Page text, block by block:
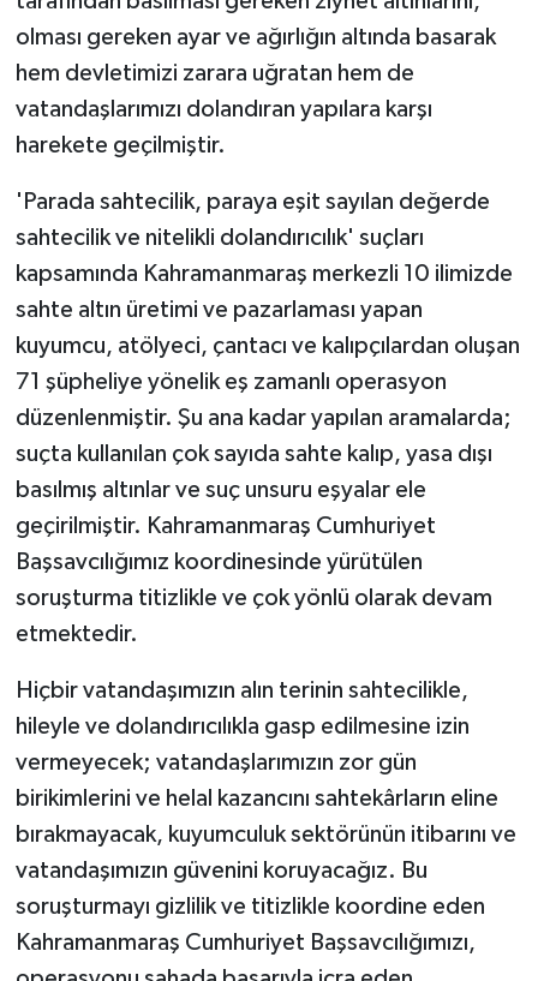
olması gereken ayar ve ağırlığın altında basarak
hem devletimizi zarara uğratan hem de
vatandaşlarımızı dolandıran yapılara karşı
harekete geçilmiştir.
'Parada sahtecilik, paraya eşit sayılan değerde
sahtecilik ve nitelikli dolandırıcılık' suçları
kapsamında Kahramanmaraş merkezli 10 ilimizde
sahte altın üretimi ve pazarlaması yapan
kuyumcu, atölyeci, çantacı ve kalıpçılardan oluşan
71 şüpheliye yönelik eş zamanlı operasyon
düzenlenmiştir. Şu ana kadar yapılan aramalarda;
suçta kullanılan çok sayıda sahte kalıp, yasa dışı
basılmış altınlar ve suç unsuru eşyalar ele
geçirilmiştir. Kahramanmaraş Cumhuriyet
Başsavcılığımız koordinesinde yürütülen
soruşturma titizlikle ve çok yönlü olarak devam
etmektedir.
Hiçbir vatandaşımızın alın terinin sahtecilikle,
hileyle ve dolandırıcılıkla gasp edilmesine izin
vermeyecek; vatandaşlarımızın zor gün
birikimlerini ve helal kazancını sahtekârların eline
bırakmayacak, kuyumculuk sektörünün itibarını ve
vatandaşımızın güvenini koruyacağız. Bu
soruşturmayı gizlilik ve titizlikle koordine eden
Kahramanmaraş Cumhuriyet Başsavcılığımızı,